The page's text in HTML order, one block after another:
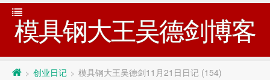
模具钢大王吴德剑博客
> 创业日记 > 模具钢大王吴德剑11月21日日记 (154)